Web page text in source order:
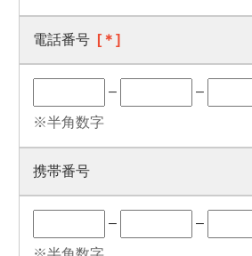
電話番号 [＊]
– –
※半角数字
携帯番号
– –